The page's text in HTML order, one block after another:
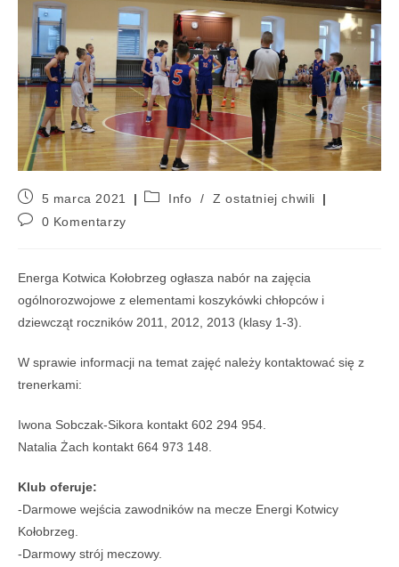
5 marca 2021 Info /
Z ostatniej chwili
0 Komentarzy
Energa Kotwica Kołobrzeg ogłasza nabór na zajęcia
ogólnorozwojowe z elementami koszykówki chłopców i
dziewcząt roczników 2011, 2012, 2013 (klasy 1-3).
W sprawie informacji na temat zajęć należy kontaktować się z
trenerkami:
Iwona Sobczak-Sikora kontakt 602 294 954.
Natalia Żach kontakt 664 973 148.
Klub oferuje:
-Darmowe wejścia zawodników na mecze Energi Kotwicy
Kołobrzeg.
-Darmowy strój meczowy.